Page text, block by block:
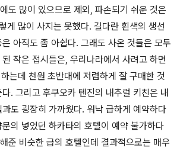
도 많이 있으므로 제외, 파손되기 쉬운 것은
게 많이 사지는 못했다. 길다란 흰색의 생선
아직도 좀 아쉽다. 그래도 사온 것들은 모두
작은 접시들은, 우리나라에서 사려고 하면
는데 천원 초반대에 저렴하게 잘 구매한 것
. 그리고 후쿠오카 텐진의 내추럴 키친은 내
도 굉장히 가까웠다. 워낙 급하게 예약하다
의 넣었던 하카타의 호텔이 예약 불가하다
준 비슷한 급의 호텔인데 결과적으로는 매우